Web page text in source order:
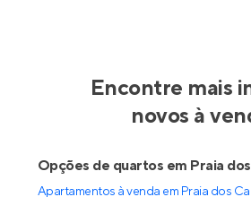
Encontre mais
novos à
Opções de quartos em Praia
Apartamentos à venda em Praia dos